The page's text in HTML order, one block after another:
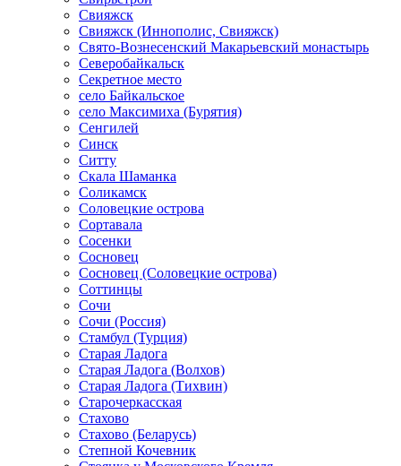
Свияжск
Свияжск (Иннополис, Свияжск)
Свято-Вознесенский Макарьевский монастырь
Северобайкальск
Секретное место
село Байкальское
село Максимиха (Бурятия)
Сенгилей
Синск
Ситту
Скала Шаманка
Соликамск
Соловецкие острова
Сортавала
Сосенки
Сосновец
Сосновец (Соловецкие острова)
Соттинцы
Сочи
Сочи (Россия)
Стамбул (Турция)
Старая Ладога
Старая Ладога (Волхов)
Старая Ладога (Тихвин)
Старочеркасская
Стахово
Стахово (Беларусь)
Степной Кочевник